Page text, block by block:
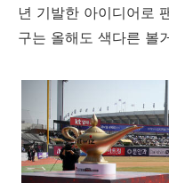
년 기발한 아이디어로
구는 올해도 색다른 볼